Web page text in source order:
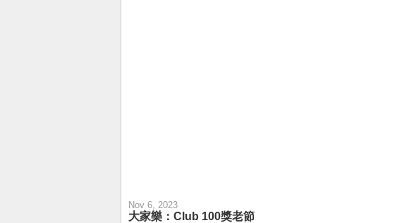
Nov 6, 2023
大家樂：Club 100獎老節